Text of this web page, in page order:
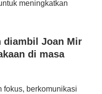
meningkatkan
diambil Joan Mir
di masa
fokus, berkomunikasi